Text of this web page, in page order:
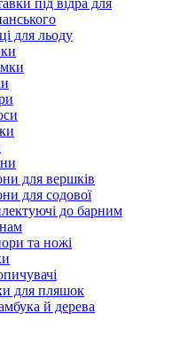
для льоду
для вершків
для содової
до барним
та ножі
для пляшок
й дерева